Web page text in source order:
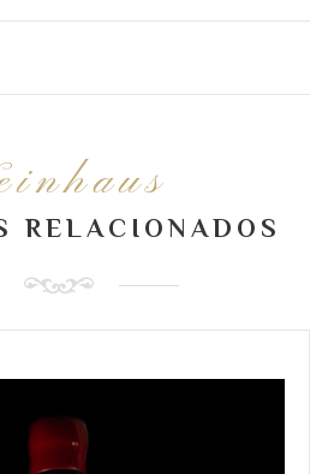
RELACIONADOS